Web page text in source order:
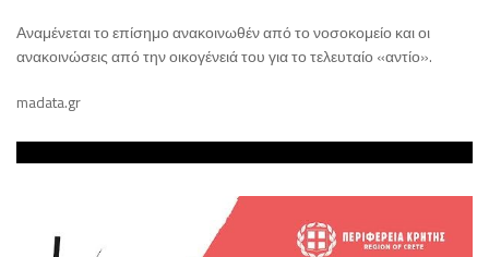
Αναμένεται το επίσημο ανακοινωθέν από το νοσοκομείο και οι
ανακοινώσεις από την οικογένειά του για το τελευταίο «αντίο».
madata.gr